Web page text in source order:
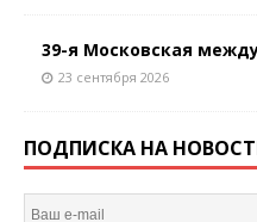
39-я Московская
23 сентября 2026
ПОДПИСКА НА